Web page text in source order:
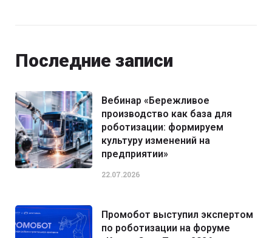
Последние записи
Вебинар «Бережливое
производство как база для
роботизации: формируем
культуру изменений на
предприятии»
22.07.2026
Промобот выступил экспертом
по роботизации на форуме